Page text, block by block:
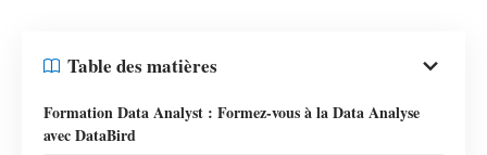
Table des matières
Formation Data Analyst : Formez-vous à la Data Analyse
avec DataBird